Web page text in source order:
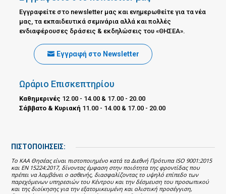
Εγγραφείτε στο newsletter μας και ενημερωθείτε για τα νέα
μας, τα εκπαιδευτικά σεμινάρια αλλά και πολλές
ενδιαφέρουσες δράσεις & εκδηλώσεις του «ΘΗΣΕΑ».
Εγγραφή στο Newsletter
Ωράριο Επισκεπτηρίου
Καθημερινές 12.00 - 14.00 & 17.00 - 20.00
Σάββατο & Κυριακή 11.00 - 14.00 & 17.00 - 20.00
ΠΙΣΤΟΠΟΙΗΣΕΙΣ:
Το ΚΑΑ Θησέας είναι πιστοποιημένο κατά τα Διεθνή Πρότυπα ISO 9001:2015
και EN 15224:2017, δίνοντας έμφαση στην ποιότητα της φροντίδας που
πρέπει να λαμβάνει ο ασθενής, διασφαλίζοντας το υψηλό επίπεδο των
παρεχόμενων υπηρεσιών του Κέντρου και την δέσμευση του προσωπικού
και της διοίκησης για την εξατομικευμένη και ολιστική προσέγγιση,